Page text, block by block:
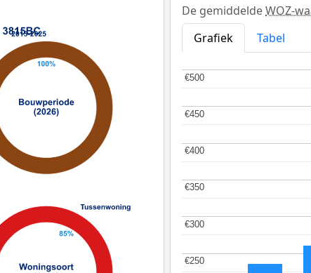
De gemiddeldeWOZ-
Grafiek
Tabel
€250
€250
€300
€300
€350
€350
€400
€400
€450
€450
€500
€500